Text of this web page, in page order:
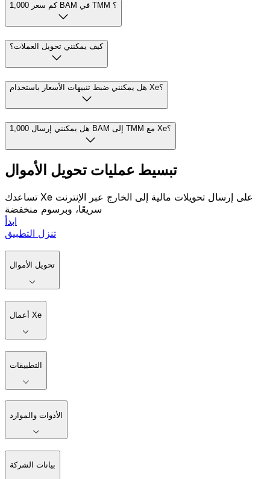
كم سعر 1,000 BAM في TMM ؟
كيف يمكنني تحويل العملات؟
هل يمكنني ضبط تنبيهات الأسعار باستخدام Xe؟
هل يمكنني إرسال 1,000 BAM إلى TMM مع Xe؟
تبسيط عمليات تحويل الأموال
تساعدك Xe على إرسال تحويلات مالية إلى الخارج عبر الإنترنت
سريعًا، وبرسوم منخفضة
ابدأ
تنزل التطبيق
تحويل الأموال
أعمال Xe
التطبيقات
الأدوات والموارد
بيانات الشركة